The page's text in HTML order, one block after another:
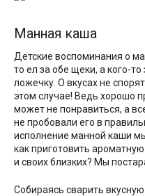
Манная каша
Детские воспоминания о
то ел за обе щеки, а кого-
ложечку. О вкусах не
этом случае! Ведь хорошо
может не понравиться, а
не пробовали его в
исполнение манной каши
как приготовить
и своих близких? Мы
Собираясь сварить